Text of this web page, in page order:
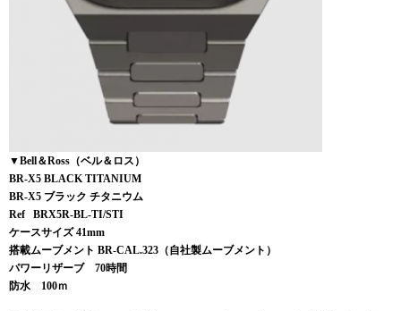
▼Bell＆Ross（ベル＆ロス）
BR-X5 BLACK TITANIUM
BR-X5 ブラック チタニウム
Ref BRX5R-BL-TI/STI
ケースサイズ 41mm
搭載ムーブメント BR-CAL.323（自社製ムーブメント）
パワーリザーブ 70時間
防水 100ｍ